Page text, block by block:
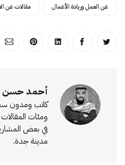
عن العمل وريادة الأعمال مقالات عن
انشر على تويترانشر على الفيسبوك
انشر على لينكد إن
انشر على
أحمد حسن
كاتب ومدون
ومئات
في بعض
مدينة جدة.